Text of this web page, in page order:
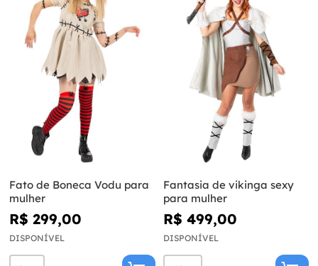
Fato de Boneca Vodu para
mulher
R$ 299,00
DISPONÍVEL
Fantasia de vikinga sexy
para mulher
R$ 499,00
DISPONÍVEL